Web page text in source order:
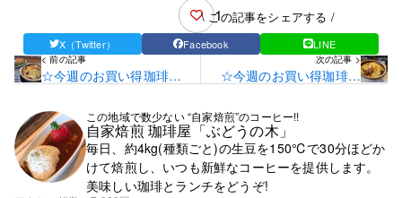
1
\ この記事をシェアする /
X（Twitter） Facebook LINE
< 前の記事
☆今週のお買い得珈琲豆
次の記事 >
☆今週のお買い得珈琲豆
この地域で数少ない “自家焙煎”のコーヒー!!
自家焙煎 珈琲屋「ぶどうの木」
毎日、約4kg(種類ごと)の生豆を150℃で30分ほどか
けて焙煎し、いつも新鮮なコーヒーを提供します。
美味しい珈琲とランチをどうぞ!